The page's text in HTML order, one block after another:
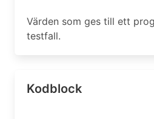
Värden som ges till ett
testfall.
Kodblock